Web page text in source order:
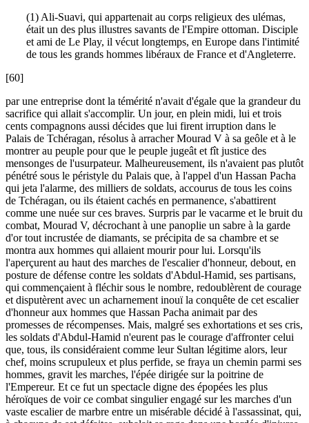
(1) Ali-Suavi, qui appartenait au corps religieux des ulémas,
était un des plus illustres savants de l'Empire ottoman. Disciple
et ami de Le Play, il vécut longtemps, en Europe dans l'intimité
de tous les grands hommes libéraux de France et d'Angleterre.
[60]
par une entreprise dont la témérité n'avait d'égale que la grandeur du
sacrifice qui allait s'accomplir. Un jour, en plein midi, lui et trois
cents compagnons aussi décides que lui firent irruption dans le
Palais de Tchéragan, résolus à arracher Mourad V à sa geôle et à le
montrer au peuple pour que le peuple jugeât et fît justice des
mensonges de l'usurpateur. Malheureusement, ils n'avaient pas plutôt
pénétré sous le péristyle du Palais que, à l'appel d'un Hassan Pacha
qui jeta l'alarme, des milliers de soldats, accourus de tous les coins
de Tchéragan, ou ils étaient cachés en permanence, s'abattirent
comme une nuée sur ces braves. Surpris par le vacarme et le bruit du
combat, Mourad V, décrochant à une panoplie un sabre à la garde
d'or tout incrustée de diamants, se précipita de sa chambre et se
montra aux hommes qui allaient mourir pour lui. Lorsqu'ils
l'aperçurent au haut des marches de l'escalier d'honneur, debout, en
posture de défense contre les soldats d'Abdul-Hamid, ses partisans,
qui commençaient à fléchir sous le nombre, redoublèrent de courage
et disputèrent avec un acharnement inouï la conquête de cet escalier
d'honneur aux hommes que Hassan Pacha animait par des
promesses de récompenses. Mais, malgré ses exhortations et ses cris,
les soldats d'Abdul-Hamid n'eurent pas le courage d'affronter celui
que, tous, ils considéraient comme leur Sultan légitime alors, leur
chef, moins scrupuleux et plus perfide, se fraya un chemin parmi ses
hommes, gravit les marches, l'épée dirigée sur la poitrine de
l'Empereur. Et ce fut un spectacle digne des épopées les plus
héroïques de voir ce combat singulier engagé sur les marches d'un
vaste escalier de marbre entre un misérable décidé à l'assassinat, qui,